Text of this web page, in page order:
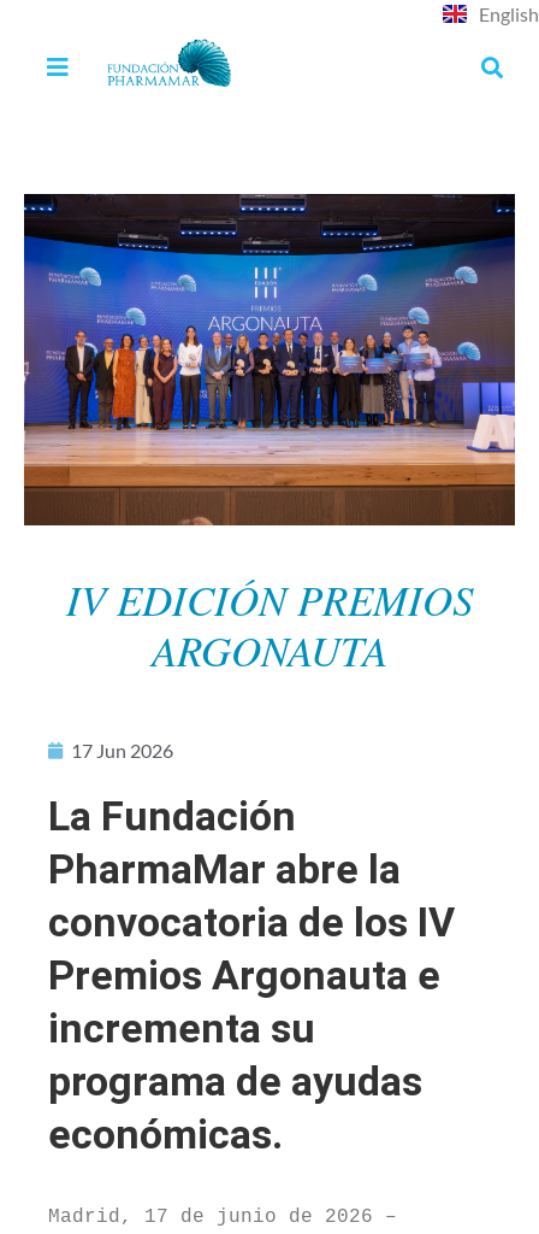
English
IV EDICIÓN PREMIOS
ARGONAUTA
17 Jun 2026
La Fundación
PharmaMar abre la
convocatoria de los IV
Premios Argonauta e
incrementa su
programa de ayudas
económicas.
Madrid, 17 de junio de 2026 –